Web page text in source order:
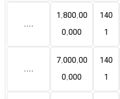
140
1
1.800.00
0.000
....
140
1
7.000.00
0.000
....